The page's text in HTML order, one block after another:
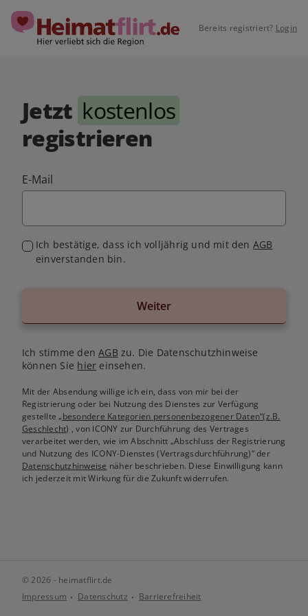
Bereits registriert? Login
Jetzt kostenlos
registrieren
E-Mail
Ich bestätige, dass ich volljährig und mit den AGB
einverstanden bin.
Weiter
Ich stimme denAGB zu. Die Datenschutzhinweise
können Sie hier einsehen.
Mit der Absendung willige ich ein, dass von mir bei der
Registrierung oder bei Nutzung des Dienstes zur Verfügung
gestellte„besondere Kategorien personenbezogener Daten“(z.B.
Geschlecht) , von ICONY zur Durchführung des Vertrages
verarbeitet werden, wie im Abschnitt „Abschluss der Registrierung
und Nutzung des ICONY-Dienstes (Vertragsdurchführung)“ der
Datenschutzhinweise näher beschrieben. Diese Einwilligung kann
ich jederzeit mit Wirkung für die Zukunft widerrufen.
© 2026 - heimatflirt.de
Impressum
Datenschutz Barrierefreiheit